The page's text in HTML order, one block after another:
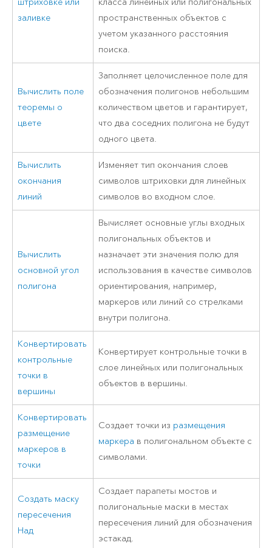
заливке
пространственных объектов с
учетом указанного расстояния
поиска.
Вычислить поле
теоремы о
цвете
Заполняет целочисленное поле для
обозначения полигонов небольшим
количеством цветов и гарантирует,
что два соседних полигона не будут
одного цвета.
Вычислить
окончания
линий
Изменяет тип окончания слоев
символов штриховки для линейных
символов во входном слое.
Вычислить
основной угол
полигона
Вычисляет основные углы входных
полигональных объектов и
назначает эти значения полю для
использования в качестве символов
ориентирования, например,
маркеров или линий со стрелками
внутри полигона.
Конвертировать
контрольные
точки в
вершины
Конвертирует контрольные точки в
слое линейных или полигональных
объектов в вершины.
Конвертировать
размещение
маркеров в
точки
Создает точки из размещения
маркера в полигональном объекте с
символами.
Создать маску
пересечения
Над
Создает парапеты мостов и
полигональные маски в местах
пересечения линий для обозначения
эстакад.